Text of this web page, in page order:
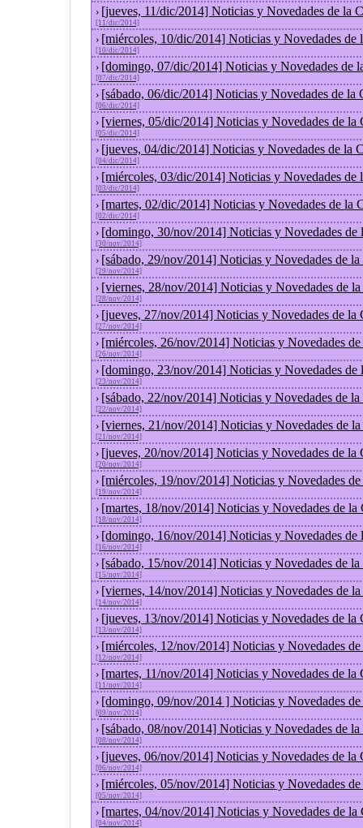
› [jueves, 11/dic/2014] Noticias y Novedades de la
[11/dic/2014]
› [miércoles, 10/dic/2014] Noticias y Novedades de
[10/dic/2014]
› [domingo, 07/dic/2014] Noticias y Novedades de
[07/dic/2014]
› [sábado, 06/dic/2014] Noticias y Novedades de la
[06/dic/2014]
› [viernes, 05/dic/2014] Noticias y Novedades de la
[05/dic/2014]
› [jueves, 04/dic/2014] Noticias y Novedades de la
[04/dic/2014]
› [miércoles, 03/dic/2014] Noticias y Novedades de
[03/dic/2014]
› [martes, 02/dic/2014] Noticias y Novedades de la
[02/dic/2014]
› [domingo, 30/nov/2014] Noticias y Novedades de
[30/nov/2014]
› [sábado, 29/nov/2014] Noticias y Novedades de
[29/nov/2014]
› [viernes, 28/nov/2014] Noticias y Novedades de
[28/nov/2014]
› [jueves, 27/nov/2014] Noticias y Novedades de la
[27/nov/2014]
› [miércoles, 26/nov/2014] Noticias y Novedades
[26/nov/2014]
› [domingo, 23/nov/2014] Noticias y Novedades de
[23/nov/2014]
› [sábado, 22/nov/2014] Noticias y Novedades de
[22/nov/2014]
› [viernes, 21/nov/2014] Noticias y Novedades de
[21/nov/2014]
› [jueves, 20/nov/2014] Noticias y Novedades de la
[20/nov/2014]
› [miércoles, 19/nov/2014] Noticias y Novedades
[19/nov/2014]
› [martes, 18/nov/2014] Noticias y Novedades de la
[18/nov/2014]
› [domingo, 16/nov/2014] Noticias y Novedades de
[16/nov/2014]
› [sábado, 15/nov/2014] Noticias y Novedades de
[15/nov/2014]
› [viernes, 14/nov/2014] Noticias y Novedades de
[14/nov/2014]
› [jueves, 13/nov/2014] Noticias y Novedades de la
[13/nov/2014]
› [miércoles, 12/nov/2014] Noticias y Novedades
[12/nov/2014]
› [martes, 11/nov/2014] Noticias y Novedades de la
[11/nov/2014]
› [domingo, 09/nov/2014 ] Noticias y Novedades
[09/nov/2014]
› [sábado, 08/nov/2014] Noticias y Novedades de
[08/nov/2014]
› [jueves, 06/nov/2014] Noticias y Novedades de la
[06/nov/2014]
› [miércoles, 05/nov/2014] Noticias y Novedades
[05/nov/2014]
› [martes, 04/nov/2014] Noticias y Novedades de la
[04/nov/2014]